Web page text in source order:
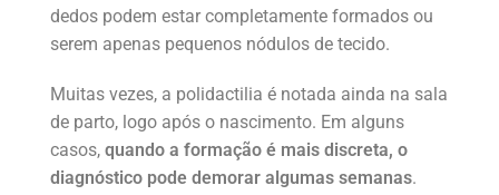
dedos podem estar completamente formados ou
serem apenas pequenos nódulos de tecido.
Muitas vezes, a polidactilia é notada ainda na sala
de parto, logo após o nascimento. Em alguns
casos, quando a formação é mais discreta, o
diagnóstico pode demorar algumas semanas.